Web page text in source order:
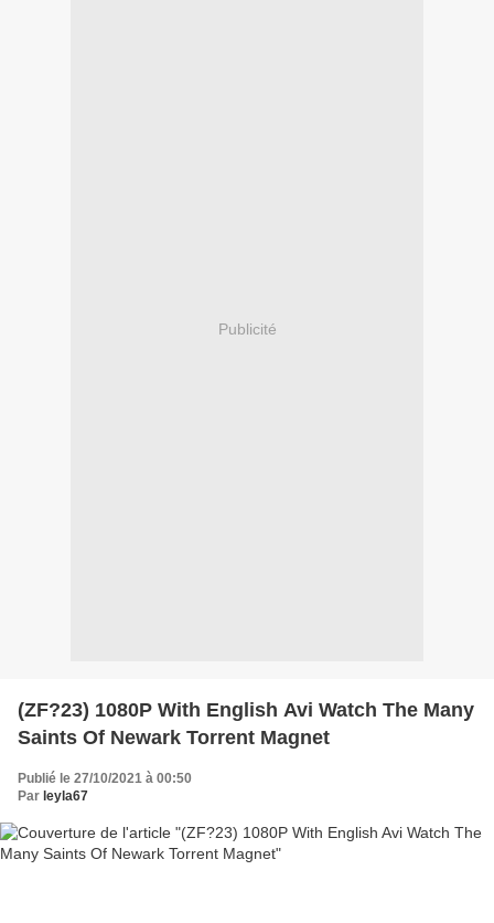
Publicité
(ZF?23) 1080P With English Avi Watch The Many
Saints Of Newark Torrent Magnet
Publié le 27/10/2021 à 00:50
Par leyla67